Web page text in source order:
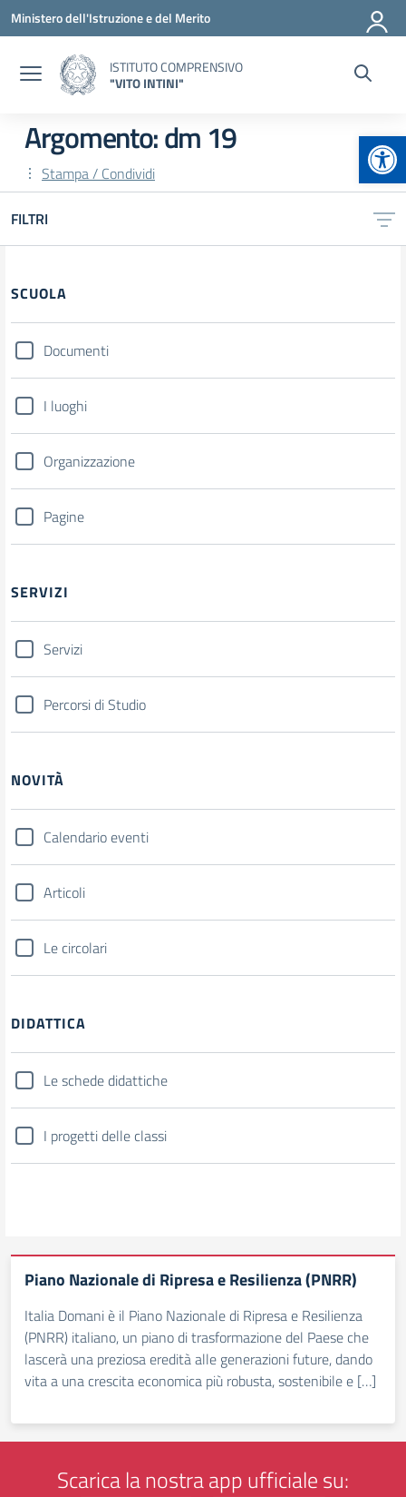
Vai ai contenuti
Vai al menu di navigazione
Vai al footer
Ministero dell'Istruzione e del Merito
ISTITUTO COMPRENSIVO
"VITO INTINI"
Argomento: dm 19
Stampa / Condividi
FILTRI
Filtri
SCUOLA
Documenti
I luoghi
Organizzazione
Pagine
SERVIZI
Servizi
Percorsi di Studio
NOVITÀ
Calendario eventi
Articoli
Le circolari
DIDATTICA
Le schede didattiche
I progetti delle classi
Piano Nazionale di Ripresa e Resilienza (PNRR)
Italia Domani è il Piano Nazionale di Ripresa e Resilienza
(PNRR) italiano, un piano di trasformazione del Paese che
lascerà una preziosa eredità alle generazioni future, dando
vita a una crescita economica più robusta, sostenibile e […]
Scarica la nostra app ufficiale su: